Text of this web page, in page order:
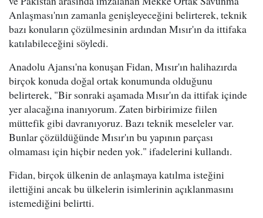
Anlaşması'nın zamanla genişleyeceğini belirterek, teknik
bazı konuların çözülmesinin ardından Mısır'ın da ittifaka
katılabileceğini söyledi.
Anadolu Ajansı'na konuşan Fidan, Mısır'ın halihazırda
birçok konuda doğal ortak konumunda olduğunu
belirterek, "Bir sonraki aşamada Mısır'ın da ittifak içinde
yer alacağına inanıyorum. Zaten birbirimize fiilen
müttefik gibi davranıyoruz. Bazı teknik meseleler var.
Bunlar çözüldüğünde Mısır'ın bu yapının parçası
olmaması için hiçbir neden yok." ifadelerini kullandı.
Fidan, birçok ülkenin de anlaşmaya katılma isteğini
ilettiğini ancak bu ülkelerin isimlerinin açıklanmasını
istemediğini belirtti.